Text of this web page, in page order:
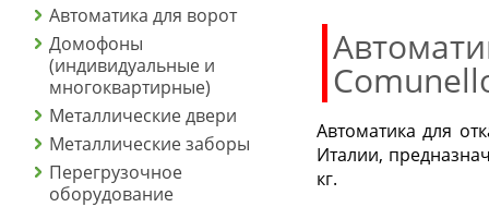
Автоматика для ворот
Домофоны
(индивидуальные и
многоквартирные)
Металлические двери
Металлические заборы
Перегрузочное
оборудование
Автоматика для
Италии,
кг.